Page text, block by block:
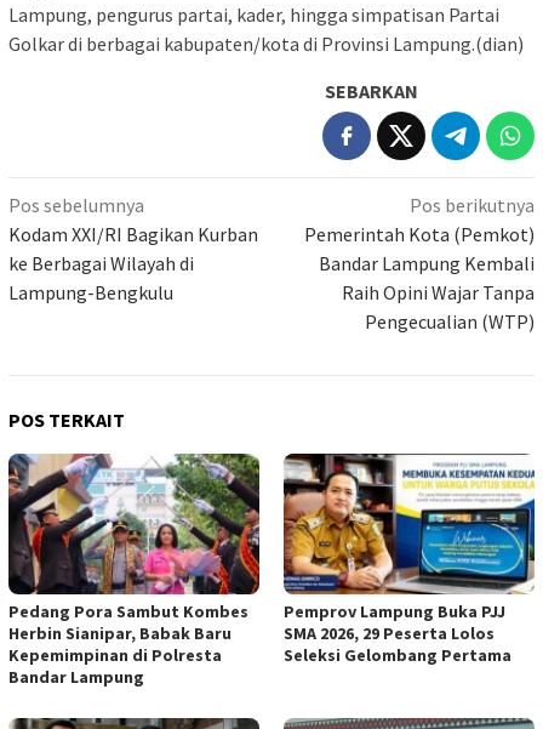
Lampung, pengurus partai, kader, hingga simpatisan Partai
Golkar di berbagai kabupaten/kota di Provinsi Lampung.(dian)
SEBARKAN
Navigasi
pos
Pos sebelumnya
Kodam XXI/RI Bagikan Kurban
ke Berbagai Wilayah di
Lampung-Bengkulu
Pos berikutnya
Pemerintah Kota (Pemkot)
Bandar Lampung Kembali
Raih Opini Wajar Tanpa
Pengecualian (WTP)
POS TERKAIT
Pedang Pora Sambut Kombes
Herbin Sianipar, Babak Baru
Kepemimpinan di Polresta
Bandar Lampung
Pemprov Lampung Buka PJJ
SMA 2026, 29 Peserta Lolos
Seleksi Gelombang Pertama